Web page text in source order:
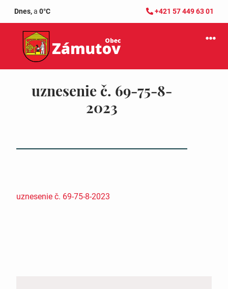
Dnes,a 0°C +421 57 449 63 01
uznesenie č. 69-75-8-
2023
uznesenie č. 69-75-8-2023